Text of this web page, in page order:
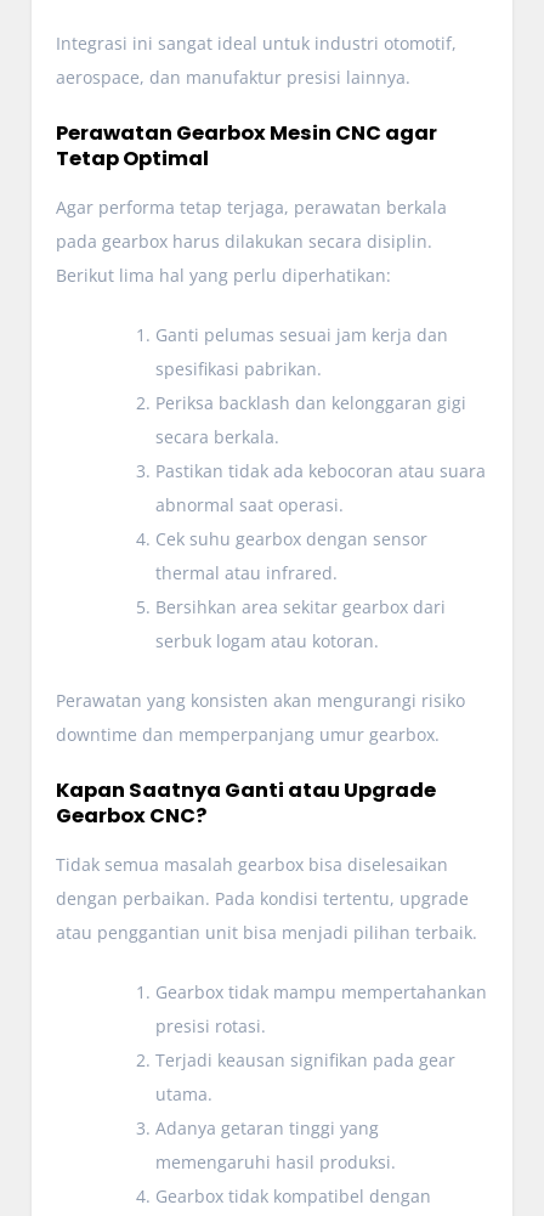
Integrasi ini sangat ideal untuk industri otomotif,
aerospace, dan manufaktur presisi lainnya.
Perawatan Gearbox Mesin CNC agar
Tetap Optimal
Agar performa tetap terjaga, perawatan berkala
pada gearbox harus dilakukan secara disiplin.
Berikut lima hal yang perlu diperhatikan:
Ganti pelumas sesuai jam kerja dan
spesifikasi pabrikan.
Periksa backlash dan kelonggaran gigi
secara berkala.
Pastikan tidak ada kebocoran atau suara
abnormal saat operasi.
Cek suhu gearbox dengan sensor
thermal atau infrared.
Bersihkan area sekitar gearbox dari
serbuk logam atau kotoran.
Perawatan yang konsisten akan mengurangi risiko
downtime dan memperpanjang umur gearbox.
Kapan Saatnya Ganti atau Upgrade
Gearbox CNC?
Tidak semua masalah gearbox bisa diselesaikan
dengan perbaikan. Pada kondisi tertentu, upgrade
atau penggantian unit bisa menjadi pilihan terbaik.
Gearbox tidak mampu mempertahankan
presisi rotasi.
Terjadi keausan signifikan pada gear
utama.
Adanya getaran tinggi yang
memengaruhi hasil produksi.
Gearbox tidak kompatibel dengan